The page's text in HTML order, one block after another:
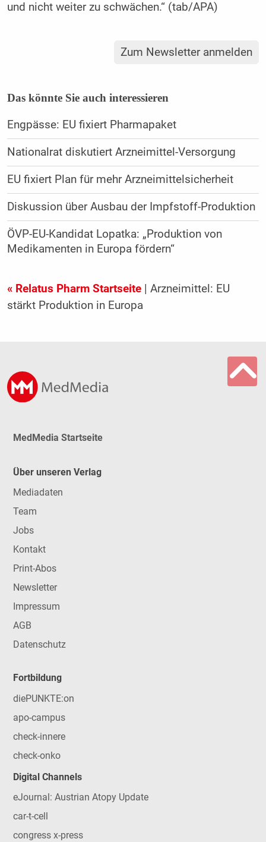
und nicht weiter zu schwächen.“ (tab/APA)
Zum Newsletter anmelden
Das könnte Sie auch interessieren
Engpässe: EU fixiert Pharmapaket
Nationalrat diskutiert Arzneimittel-Versorgung
EU fixiert Plan für mehr Arzneimittelsicherheit
Diskussion über Ausbau der Impfstoff-Produktion
ÖVP-EU-Kandidat Lopatka: „Produktion von
Medikamenten in Europa fördern“
« Relatus Pharm Startseite| Arzneimittel: EU
stärkt Produktion in Europa
MedMedia Startseite
Über unseren Verlag
Mediadaten
Team
Jobs
Kontakt
Print-Abos
Newsletter
Impressum
AGB
Datenschutz
Fortbildung
diePUNKTE:on
apo-campus
check-innere
check-onko
Digital Channels
eJournal: Austrian Atopy Update
car-t-cell
congress x-press